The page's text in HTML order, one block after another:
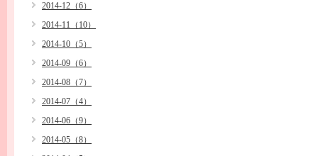
2014-12（6）
2014-11（10）
2014-10（5）
2014-09（6）
2014-08（7）
2014-07（4）
2014-06（9）
2014-05（8）